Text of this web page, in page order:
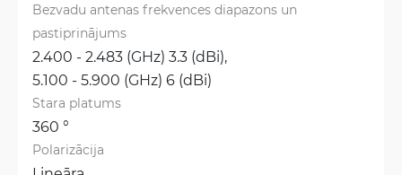
Bezvadu antenas frekvences diapazons un
pastiprinājums
2.400 - 2.483 (GHz) 3.3 (dBi),
5.100 - 5.900 (GHz) 6 (dBi)
Stara platums
360 °
Polarizācija